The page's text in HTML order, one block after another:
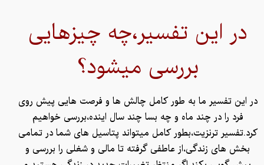
در این تفسیر،چه چیزهایی
بررسی میشود؟
در این تفسیر ما به طور کامل چالش ها و فرصت هایی پیش روی
فرد را در چند ماه و چه بسا چند سال اینده،بررسی خواهیم
کرد.تفسیر ترنزیت،بطور کامل میتواند پتاسیل های شما در تمامی
بخش های زندگی،از عاطفی گرفته تا مالی و شغلی را بررسی و